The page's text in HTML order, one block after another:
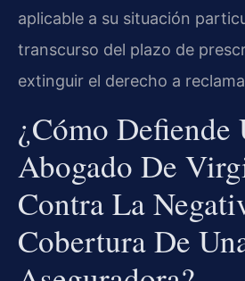
aplicable a su situación
transcurso del plazo de
extinguir el derecho a
¿Cómo Defiende
Abogado De
Contra La
Cobertura De